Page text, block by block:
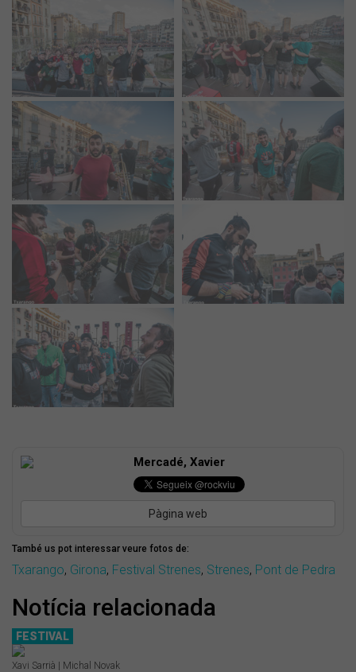
Mercadé, Xavier
Pàgina web
També us pot interessar veure fotos de:
Txarango, Girona, Festival Strenes, Strenes, Pont de Pedra
Notícia relacionada
FESTIVAL
Xavi Sarrià | Michal Novak